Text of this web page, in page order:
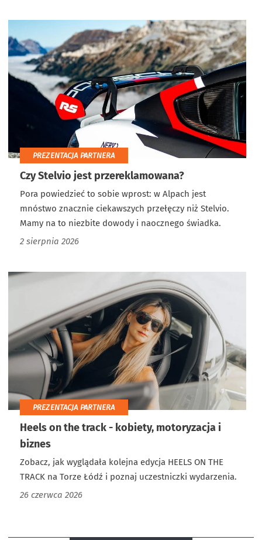
PREZENTACJA PARTNERA
Czy Stelvio jest przereklamowana?
Pora powiedzieć to sobie wprost: w Alpach jest
mnóstwo znacznie ciekawszych przełęczy niż Stelvio.
Mamy na to niezbite dowody i naocznego świadka.
2 sierpnia 2026
PREZENTACJA PARTNERA
Heels on the track - kobiety, motoryzacja i
biznes
Zobacz, jak wyglądała kolejna edycja HEELS ON THE
TRACK na Torze Łódź i poznaj uczestniczki wydarzenia.
26 czerwca 2026